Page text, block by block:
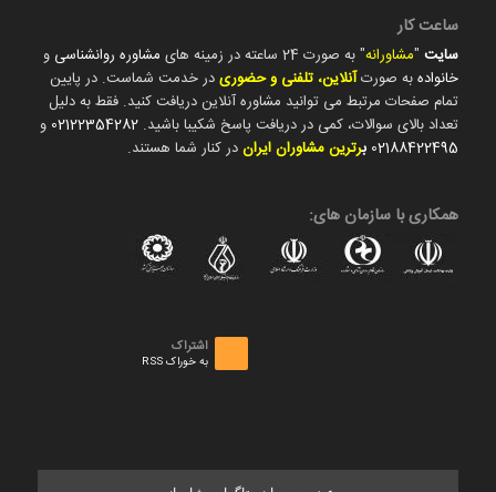
ساعت کار
سایت"مشاورانه" به صورت 24 ساعته در زمینه های مشاوره روانشناسی و
خانوادهبه صورتآنلاین، تلفنی و حضوریدر خدمت شماست. در پایین
تمام صفحات مرتبط می توانید مشاوره آنلاین دریافت کنید. فقط به دلیل
تعداد بالای سوالات، کمی در دریافت پاسخ شکیبا باشید. 02122354282 و
02188422495 برترین مشاوران ایراندر کنار شما هستند.
همکاری با سازمان های:
اشتراک
به خوراک RSS